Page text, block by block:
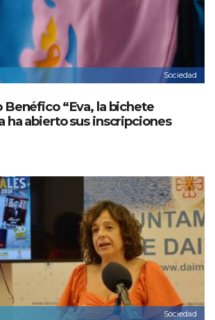
Sociedad
Benéfico “Eva, la bichete
ha abierto sus inscripciones
Sociedad